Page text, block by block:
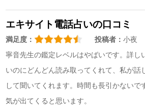
エキサイト電話占いの口コミ
満足度： 投稿者：小夜
寧音先生の鑑定レベルはやばいです。詳し
いのにどんどん読み取ってくれて、私が話
して聞いてくれます。時間も長引かないで
気が出てくると思います。